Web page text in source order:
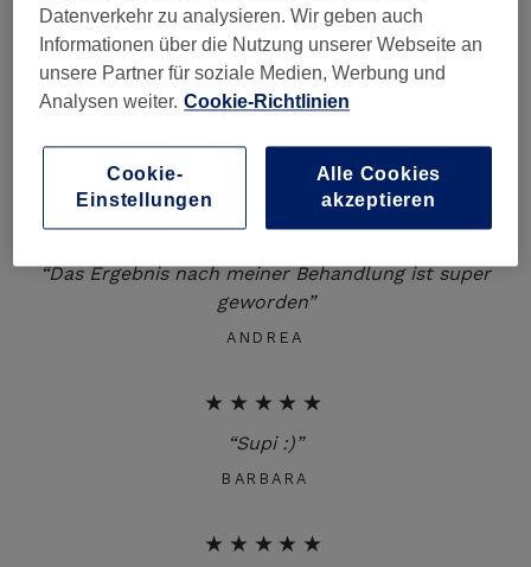
★★★★★
“sehr präzise gute Arbeit :) ein sehr freundlicher
★★★★★
“Das Ergebnis nach meiner Behandlung ist super
geworden”
ANDREA
★★★★★
“Supi :)”
BARBARA
★★★★★
Datenverkehr zu analysieren. Wir geben auch
Informationen über die Nutzung unserer Webseite an
unsere Partner für soziale Medien, Werbung und
Analysen weiter. Cookie-Richtlinien
Cookie-
Einstellungen
Alle Cookies
akzeptieren